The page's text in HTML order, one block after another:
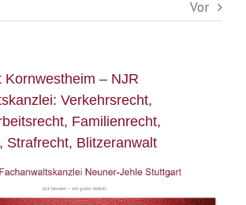
Vor
Kornwestheim – NJR
Verkehrsrecht,
Familienrecht,
Strafrecht, Blitzeranwalt